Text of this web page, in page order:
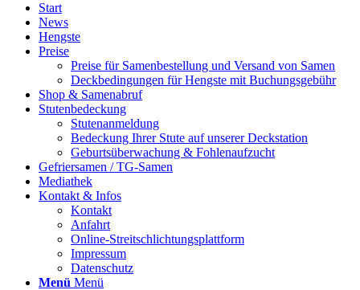
Start
News
Hengste
Preise
Preise für Samenbestellung und Versand von Samen
Deckbedingungen für Hengste mit Buchungsgebühr
Shop & Samenabruf
Stutenbedeckung
Stutenanmeldung
Bedeckung Ihrer Stute auf unserer Deckstation
Geburtsüberwachung & Fohlenaufzucht
Gefriersamen / TG-Samen
Mediathek
Kontakt & Infos
Kontakt
Anfahrt
Online-Streitschlichtungsplattform
Impressum
Datenschutz
Menü Menü